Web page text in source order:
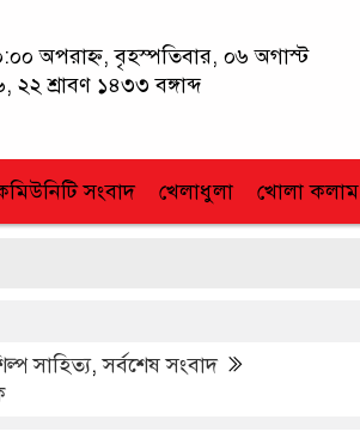
অপরাহ্ন, বৃহস্পতিবার, ০৬ অগাস্ট
২২ শ্রাবণ ১৪৩৩ বঙ্গাব্দ
সংবাদ খেলাধুলা খোলা কলাম
সাহিত্য,সর্বশেষ সংবাদ